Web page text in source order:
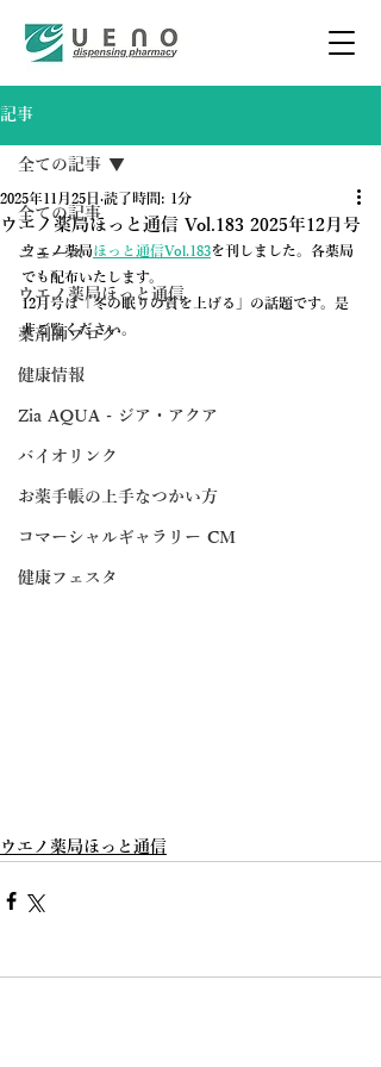
記事
全ての記事
ニュース
ウエノ薬局ほっと通信
薬剤師ブログ
健康情報
Zia AQUA - ジア・アクア
バイオリンク
お薬手帳の上手なつかい方
コマーシャルギャラリー CM
健康フェスタ
全ての記事
ウエノ薬局ほっと通信 Vol.183 2025年12月号
2025年11月25日 読了時間: 1分
ウエノ薬局ほっと通信Vol.183を刊しました。各薬局
でも配布いたします。
12月号は「冬の眠りの質を上げる」の話題です。是
非ご覧ください。
ウエノ薬局ほっと通信